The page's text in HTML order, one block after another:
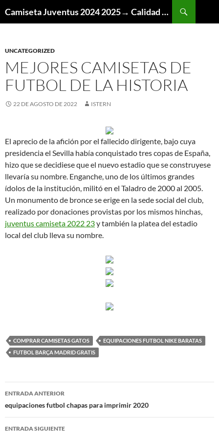
Camiseta Juventus 2024 2025→ Calidad Thai AAA
UNCATEGORIZED
MEJORES CAMISETAS DE
FUTBOL DE LA HISTORIA
22 DE AGOSTO DE 2022 ISTERN
El aprecio de la afición por el fallecido dirigente, bajo cuya
presidencia el Sevilla había conquistado tres copas de España,
hizo que se decidiese que el nuevo estadio que se construyese
llevaría su nombre. Enganche, uno de los últimos grandes
ídolos de la institución, militó en el Taladro de 2000 al 2005.
Un monumento de bronce se erige en la sede social del club,
realizado por donaciones provistas por los mismos hinchas,
juventus camiseta 2022 23y también la platea del estadio
local del club lleva su nombre.
COMPRAR CAMISETAS GATOS
EQUIPACIONES FUTBOL NIKE BARATAS
FUTBOL BARÇA MADRID GRATIS
Navegación
de
entradas
ENTRADA ANTERIOR
equipaciones futbol chapas para imprimir 2020
ENTRADA SIGUIENTE